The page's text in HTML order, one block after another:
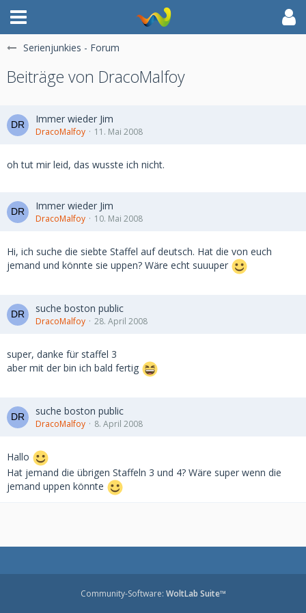
Serienjunkies - Forum
Beiträge von DracoMalfoy
Immer wieder Jim
DracoMalfoy 11. Mai 2008
oh tut mir leid, das wusste ich nicht.
Immer wieder Jim
DracoMalfoy 10. Mai 2008
Hi, ich suche die siebte Staffel auf deutsch. Hat die von euch
jemand und könnte sie uppen? Wäre echt suuuper
suche boston public
DracoMalfoy 28. April 2008
super, danke für staffel 3
aber mit der bin ich bald fertig
suche boston public
DracoMalfoy 8. April 2008
Hallo
Hat jemand die übrigen Staffeln 3 und 4? Wäre super wenn die
jemand uppen könnte
Community-Software: WoltLab Suite™